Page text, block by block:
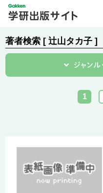
著者検索 [ 辻山タカ子 ]
1